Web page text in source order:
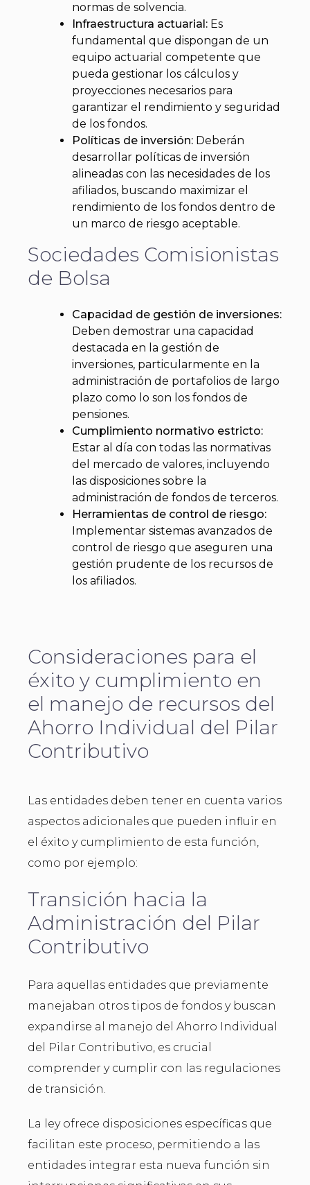
normas de solvencia.
Infraestructura actuarial: Es
fundamental que dispongan de un
equipo actuarial competente que
pueda gestionar los cálculos y
proyecciones necesarios para
garantizar el rendimiento y seguridad
de los fondos.
Políticas de inversión: Deberán
desarrollar políticas de inversión
alineadas con las necesidades de los
afiliados, buscando maximizar el
rendimiento de los fondos dentro de
un marco de riesgo aceptable.
Sociedades Comisionistas
de Bolsa
Capacidad de gestión de inversiones:
Deben demostrar una capacidad
destacada en la gestión de
inversiones, particularmente en la
administración de portafolios de largo
plazo como lo son los fondos de
pensiones.
Cumplimiento normativo estricto:
Estar al día con todas las normativas
del mercado de valores, incluyendo
las disposiciones sobre la
administración de fondos de terceros.
Herramientas de control de riesgo:
Implementar sistemas avanzados de
control de riesgo que aseguren una
gestión prudente de los recursos de
los afiliados.
Consideraciones para el
éxito y cumplimiento en
el manejo de recursos del
Ahorro Individual del Pilar
Contributivo
Las entidades deben tener en cuenta varios
aspectos adicionales que pueden influir en
el éxito y cumplimiento de esta función,
como por ejemplo:
Transición hacia la
Administración del Pilar
Contributivo
Para aquellas entidades que previamente
manejaban otros tipos de fondos y buscan
expandirse al manejo del Ahorro Individual
del Pilar Contributivo, es crucial
comprender y cumplir con las regulaciones
de transición.
La ley ofrece disposiciones específicas que
facilitan este proceso, permitiendo a las
entidades integrar esta nueva función sin